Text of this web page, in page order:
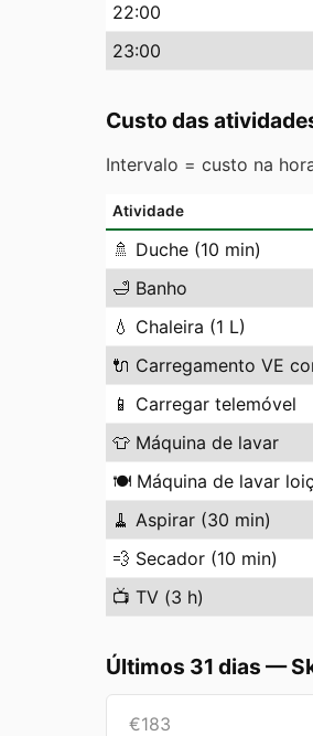
22:00
23:00
Custo das
Intervalo = custo na
Atividade
🚿 Duche (10 min)
🛁 Banho
💧 Chaleira (1 L)
🔌 Carregamento VE
📱 Carregar telemóvel
👕 Máquina de lavar
🍽️ Máquina de lavar
🧹 Aspirar (30 min)
💨 Secador (10 min)
📺 TV (3 h)
Últimos 31 dias —
€183